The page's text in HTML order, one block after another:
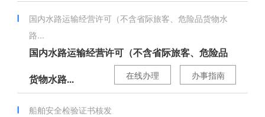
国内水路运输经营许可（不含省际旅客、危险品货物水
路...
国内水路运输经营许可（不含省际旅客、危险品
货物水路... 办事指南
在线办理
船舶安全检验证书核发